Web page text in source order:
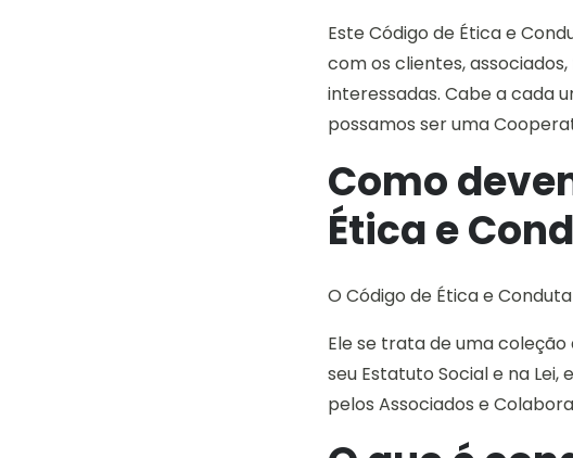
Este Código de Ética e
com os clientes,
interessadas. Cabe a cada
possamos ser uma
Como
Ética e
O Código de Ética e
Ele se trata de uma coleção
seu Estatuto Social e na
pelos Associados e